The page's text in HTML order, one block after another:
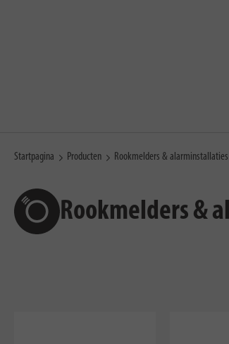
Startpagina Producten Rookmelders & alarminstallaties
Rookmelders &